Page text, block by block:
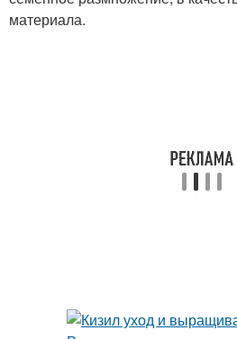
материала.